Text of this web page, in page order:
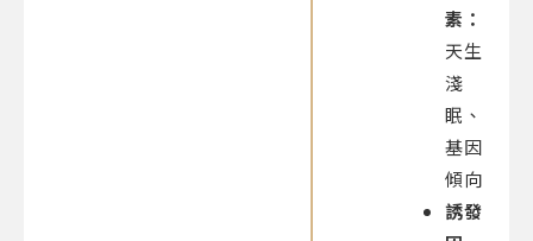
素：
天生
淺
眠、
基因
傾向
誘發